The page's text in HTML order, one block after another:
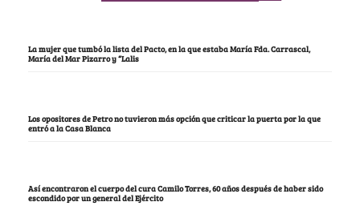
La mujer que tumbó la lista del Pacto, en la que estaba María Fda. Carrascal,
María del Mar Pizarro y “Lalis
Los opositores de Petro no tuvieron más opción que criticar la puerta por la que
entró a la Casa Blanca
Así encontraron el cuerpo del cura Camilo Torres, 60 años después de haber sido
escondido por un general del Ejército